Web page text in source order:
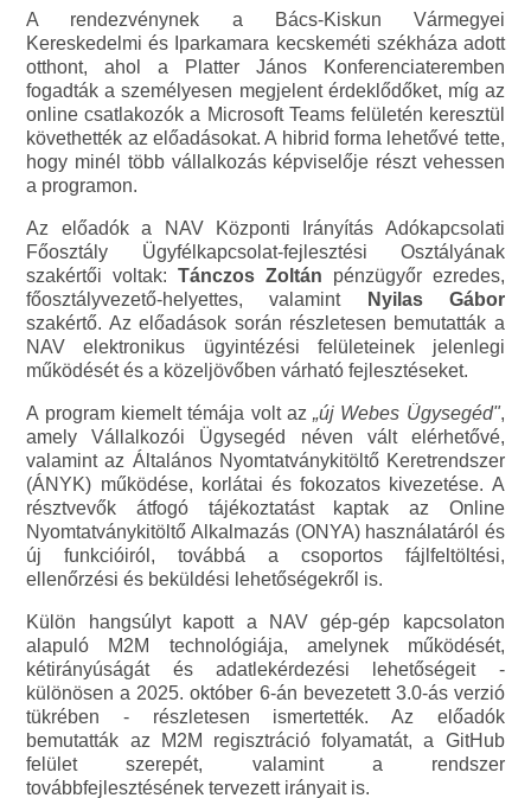
A rendezvénynek a Bács-Kiskun Vármegyei
Kereskedelmi és Iparkamara kecskeméti székháza adott
otthont, ahol a Platter János Konferenciateremben
fogadták a személyesen megjelent érdeklődőket, míg az
online csatlakozók a Microsoft Teams felületén keresztül
követhették az előadásokat. A hibrid forma lehetővé tette,
hogy minél több vállalkozás képviselője részt vehessen
a programon.
Az előadók a NAV Központi Irányítás Adókapcsolati
Főosztály Ügyfélkapcsolat-fejlesztési Osztályának
szakértői voltak:Tánczos Zoltán pénzügyőr ezredes,
főosztályvezető-helyettes, valamint
Nyilas Gábor
szakértő. Az előadások során részletesen bemutatták a
NAV elektronikus ügyintézési felületeinek jelenlegi
működését és a közeljövőben várható fejlesztéseket.
A program kiemelt témája volt az „új Webes Ügysegéd",
amely Vállalkozói Ügysegéd néven vált elérhetővé,
valamint az Általános Nyomtatványkitöltő Keretrendszer
(ÁNYK) működése, korlátai és fokozatos kivezetése. A
résztvevők átfogó tájékoztatást kaptak az Online
Nyomtatványkitöltő Alkalmazás (ONYA) használatáról és
új funkcióiról, továbbá a csoportos fájlfeltöltési,
ellenőrzési és beküldési lehetőségekről is.
Külön hangsúlyt kapott a NAV gép-gép kapcsolaton
alapuló M2M technológiája, amelynek működését,
kétirányúságát és adatlekérdezési lehetőségeit -
különösen a 2025. október 6-án bevezetett 3.0-ás verzió
tükrében - részletesen ismertették. Az előadók
bemutatták az M2M regisztráció folyamatát, a GitHub
felület szerepét, valamint a rendszer
továbbfejlesztésének tervezett irányait is.